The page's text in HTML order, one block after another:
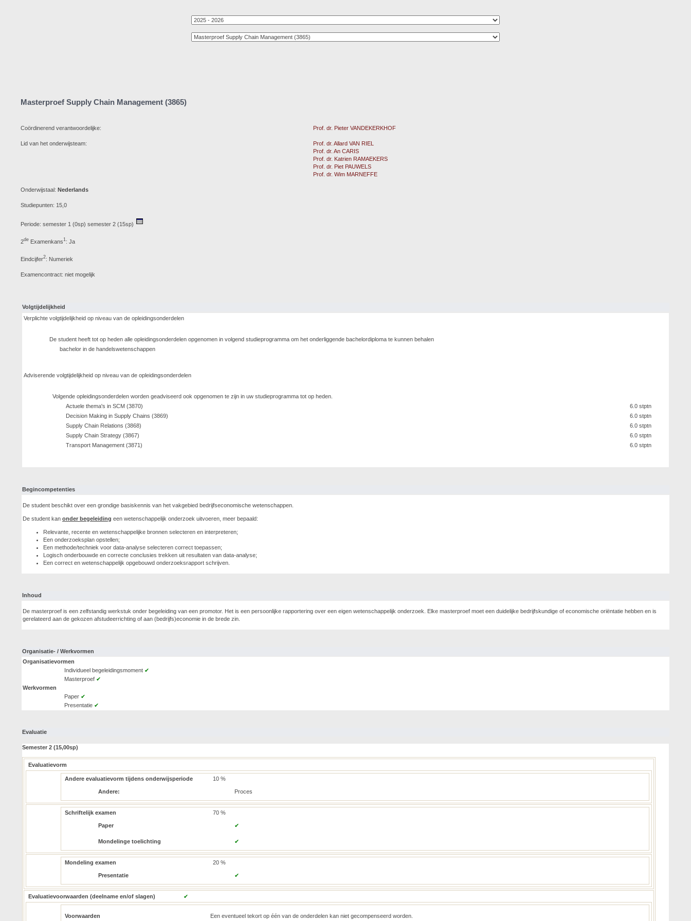
Masterproef Supply Chain Management (3865)
Coördinerend verantwoordelijke: Prof. dr. Pieter VANDEKERKHOF
Lid van het onderwijsteam:
Prof. dr. Allard VAN RIEL
Prof. dr. An CARIS
Prof. dr. Katrien RAMAEKERS
Prof. dr. Piet PAUWELS
Prof. dr. Wim MARNEFFE
Onderwijstaal: Nederlands
Studiepunten: 15,0
Periode: semester 1 (0sp) semester 2 (15sp)
2de Examenkans1: Ja
Eindcijfer2: Numeriek
Examencontract: niet mogelijk
Volgtijdelijkheid
Verplichte volgtijdelijkheid op niveau van de opleidingsonderdelen
De student heeft tot op heden alle opleidingsonderdelen opgenomen in volgend studieprogramma om het onderliggende bachelordiploma te kunnen behalen
bachelor in de handelswetenschappen
Adviserende volgtijdelijkheid op niveau van de opleidingsonderdelen
Volgende opleidingsonderdelen worden geadviseerd ook opgenomen te zijn in uw studieprogramma tot op heden.
Actuele thema's in SCM (3870)
6.0 stptn
Decision Making in Supply Chains (3869)
6.0 stptn
Supply Chain Relations (3868)
6.0 stptn
Supply Chain Strategy (3867)
6.0 stptn
Transport Management (3871)
6.0 stptn
Begincompetenties
De student beschikt over een grondige basiskennis van het vakgebied bedrijfseconomische wetenschappen.
De student kan onder begeleiding een wetenschappelijk onderzoek uitvoeren, meer bepaald:
Relevante, recente en wetenschappelijke bronnen selecteren en interpreteren;
Een onderzoeksplan opstellen;
Een methode/techniek voor data-analyse selecteren correct toepassen;
Logisch onderbouwde en correcte conclusies trekken uit resultaten van data-analyse;
Een correct en wetenschappelijk opgebouwd onderzoeksrapport schrijven.
Inhoud
De masterproef is een zelfstandig werkstuk onder begeleiding van een promotor. Het is een persoonlijke rapportering over een eigen wetenschappelijk onderzoek. Elke masterproef moet een duidelijke bedrijfskundige of economische oriëntatie hebben en is
gerelateerd aan de gekozen afstudeerrichting of aan (bedrijfs)economie in de brede zin.
Organisatie- / Werkvormen
Organisatievormen
Individueel begeleidingsmoment ✔
Masterproef ✔
Werkvormen
Paper ✔
Presentatie ✔
Evaluatie
Semester 2 (15,00sp)
Evaluatievorm
Andere evaluatievorm tijdens onderwijsperiode 10 %
Andere: Proces
Schriftelijk examen 70 %
Paper ✔
Mondelinge toelichting ✔
Mondeling examen 20 %
Presentatie ✔
Evaluatievoorwaarden (deelname en/of slagen) ✔
Voorwaarden Een eventueel tekort op één van de onderdelen kan niet gecompenseerd worden.